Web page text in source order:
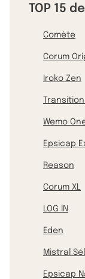
TOP 15
Comète
Corum
Iroko Zen
Wemo
Epsicap
Reason
Corum XL
LOG IN
Eden
Mistral
Epsicap